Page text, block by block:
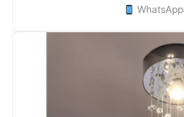
WhatsApp